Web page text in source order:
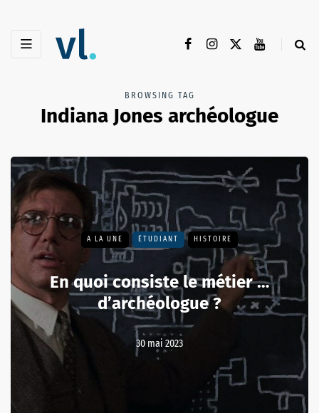
BROWSING TAG
Indiana Jones archéologue
A LA UNE ÉTUDIANT HISTOIRE
En quoi consiste le métier …
d’archéologue ?
30 mai 2023